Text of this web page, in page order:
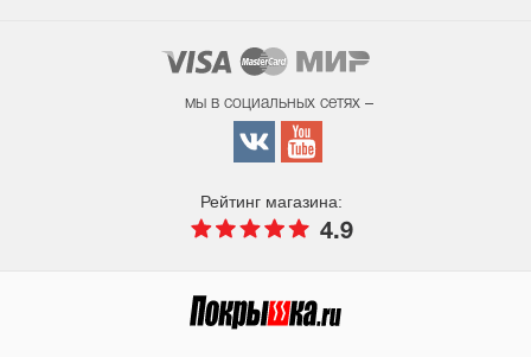
мы в социальных сетях –
Рейтинг магазина:
4.9